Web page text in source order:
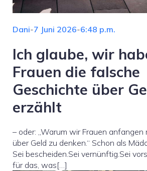
Dani-7 Juni 2026-6:48 p.m.
Ich glaube, wir
Frauen die falsche
Geschichte über
erzählt
– oder: „Warum wir Frauen anfangen
über Geld zu denken.“ Schon als
Sei bescheiden.Sei vernünftig.Sei
für das, was[…]